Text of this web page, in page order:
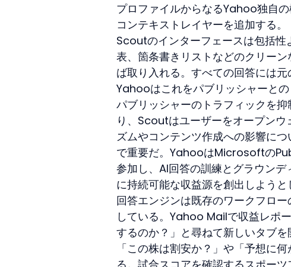
プロファイルからなるYahoo独自
コンテキストレイヤーを追加する。
Scoutのインターフェースは包括性
表、箇条書きリストなどのクリー
ば取り入れる。すべての回答には
Yahooはこれをパブリッシャーとの
パブリッシャーのトラフィックを
り、Scoutはユーザーをオープン
ズムやコンテンツ作成への影響に
で重要だ。YahooはMicrosoftの
参加し、AI回答の訓練とグラウン
に持続可能な収益源を創出しようと
回答エンジンは既存のワークフロ
している。Yahoo Mailで収益レポ
するのか？」と尋ねて新しいタブ
「この株は割安か？」や「予想に